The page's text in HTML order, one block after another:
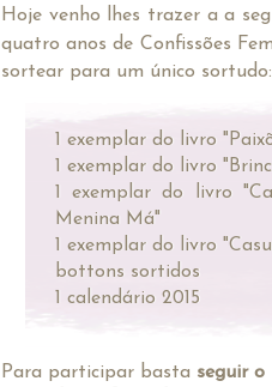
Hoje venho lhes trazer a a
quatro anos de Confissões
sortear para um único
1 exemplar do livro
1 exemplar do livro
1 exemplar do livro
Menina Má"
1 exemplar do livro
bottons sortidos
1 calendário 2015
Para participar basta seguir o